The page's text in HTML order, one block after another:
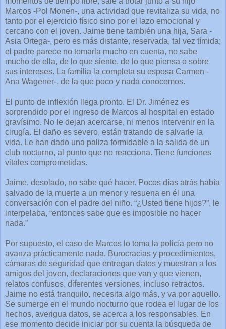
Marcos -Pol Monen-, una actividad que revitaliza su vida, no
tanto por el ejercicio físico sino por el lazo emocional y
cercano con el joven. Jaime tiene también una hija, Sara -
Asia Ortega-, pero es más distante, reservada, tal vez tímida;
el padre parece no tomarla mucho en cuenta, no sabe
mucho de ella, de lo que siente, de lo que piensa o sobre
sus intereses. La familia la completa su esposa Carmen -
Ana Wagener-, de la que poco y nada conocemos.
El punto de inflexión llega pronto. El Dr. Jiménez es
sorprendido por el ingreso de Marcos al hospital en estado
gravísimo. No le dejan acercarse, ni menos intervenir en la
cirugía. El daño es severo, están tratando de salvarle la
vida. Le han dado una paliza formidable a la salida de un
club nocturno, al punto que no reacciona. Tiene funciones
vitales comprometidas.
Jaime, desolado, no sabe qué hacer. Pocos días atrás había
salvado de la muerte a un menor y resuena en él una
conversación con el padre del niño. “¿Usted tiene hijos?”, le
interpelaba, “entonces sabe que es imposible no hacer
nada.”
Por supuesto, el caso de Marcos lo toma la policía pero no
avanza prácticamente nada. Burocracias y procedimientos,
cámaras de seguridad que entregan datos y muestran a los
amigos del joven, declaraciones que van y que vienen,
relatos confusos, diferentes versiones, incluso retractos.
Jaime no está tranquilo, necesita algo más, y va por aquello.
Se sumerge en el mundo nocturno que rodea el lugar de los
hechos, averigua datos, se acerca a los responsables. En
ese momento decide iniciar por su cuenta la búsqueda de